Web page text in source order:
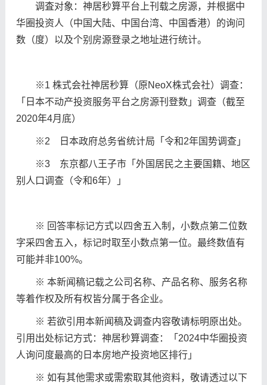
调査对象：神居秒算平台上刊载之房源，并根据中
华圈投资人（中国大陆、中国台湾、中国香港）的询问
数（度）以及个别房源登录之地址进行统计。
※1 株式会社神居秒算（原NeoX株式会社）调查：
「日本不动产投资服务平台之房源刊登数」调查（截至
2020年4⽉底）
※2 日本政府总务省统计局「令和2年国势调查」
※3 东京都八王子市「外国居民之主要国籍、地区
别人口调查（令和6年）」
※ 回答率标记方式以四舍五入制，小数点第二位数
字采四舍五入，标记时取至小数点第一位。最终数值有
可能并非100%。
※ 本新闻稿记载之公司名称、产品名称、服务名称
等着作权及所有权皆分属于各企业。
※ 若欲引用本新闻稿及调查内容敬请标明原出处。
引用出处标记方式：神居秒算调查：「2024中华圈投资
人询问度最高的日本房地产投资地区排行」
※ 如有其他需求或需索取其他资料，敬请透过以下